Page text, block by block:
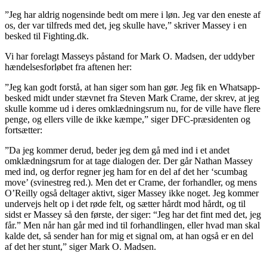
”Jeg har aldrig nogensinde bedt om mere i løn. Jeg var den eneste af
os, der var tilfreds med det, jeg skulle have,” skriver Massey i en
besked til Fighting.dk.
Vi har forelagt Masseys påstand for Mark O. Madsen, der uddyber
hændelsesforløbet fra aftenen her:
”Jeg kan godt forstå, at han siger som han gør. Jeg fik en Whatsapp-
besked midt under stævnet fra Steven Mark Crame, der skrev, at jeg
skulle komme ud i deres omklædningsrum nu, for de ville have flere
penge, og ellers ville de ikke kæmpe,” siger DFC-præsidenten og
fortsætter:
”Da jeg kommer derud, beder jeg dem gå med ind i et andet
omklædningsrum for at tage dialogen der. Der går Nathan Massey
med ind, og derfor regner jeg ham for en del af det her ‘scumbag
move’ (svinestreg red.). Men det er Crame, der forhandler, og mens
O’Reilly også deltager aktivt, siger Massey ikke noget. Jeg kommer
undervejs helt op i det røde felt, og sætter hårdt mod hårdt, og til
sidst er Massey så den første, der siger: “Jeg har det fint med det, jeg
får.” Men når han går med ind til forhandlingen, eller hvad man skal
kalde det, så sender han for mig et signal om, at han også er en del
af det her stunt,” siger Mark O. Madsen.